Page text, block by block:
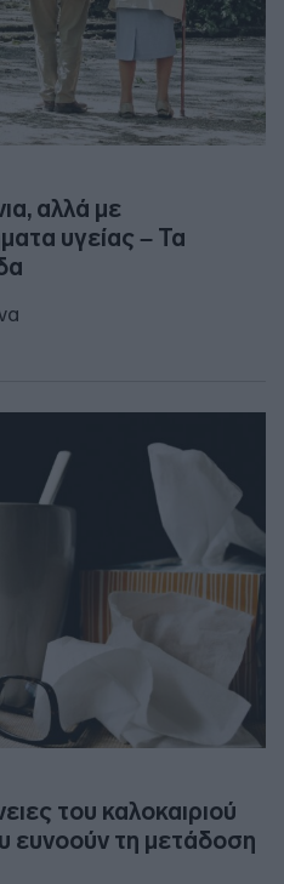
αλλά με
υγείας – Τα
του καλοκαιριού
ευνοούν τη μετάδοση